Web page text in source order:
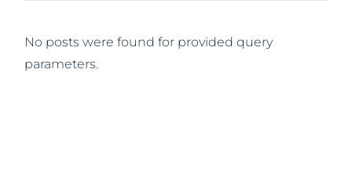
No posts were found for provided query
parameters.